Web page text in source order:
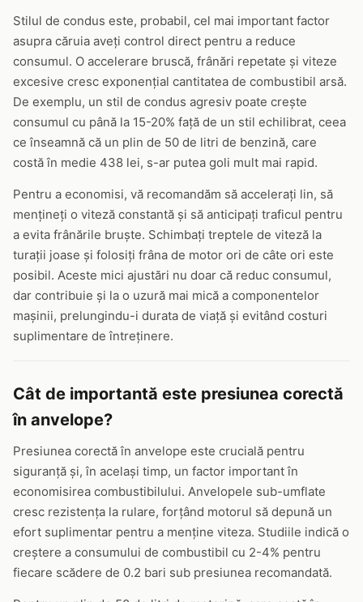
Stilul de condus este, probabil, cel mai important factor
asupra căruia aveți control direct pentru a reduce
consumul. O accelerare bruscă, frânări repetate și viteze
excesive cresc exponențial cantitatea de combustibil arsă.
De exemplu, un stil de condus agresiv poate crește
consumul cu până la 15-20% față de un stil echilibrat, ceea
ce înseamnă că un plin de 50 de litri de benzină, care
costă în medie 438 lei, s-ar putea goli mult mai rapid.
Pentru a economisi, vă recomandăm să accelerați lin, să
mențineți o viteză constantă și să anticipați traficul pentru
a evita frânările bruște. Schimbați treptele de viteză la
turații joase și folosiți frâna de motor ori de câte ori este
posibil. Aceste mici ajustări nu doar că reduc consumul,
dar contribuie și la o uzură mai mică a componentelor
mașinii, prelungindu-i durata de viață și evitând costuri
suplimentare de întreținere.
Cât de importantă este presiunea corectă
în anvelope?
Presiunea corectă în anvelope este crucială pentru
siguranță și, în același timp, un factor important în
economisirea combustibilului. Anvelopele sub-umflate
cresc rezistența la rulare, forțând motorul să depună un
efort suplimentar pentru a menține viteza. Studiile indică o
creștere a consumului de combustibil cu 2-4% pentru
fiecare scădere de 0.2 bari sub presiunea recomandată.